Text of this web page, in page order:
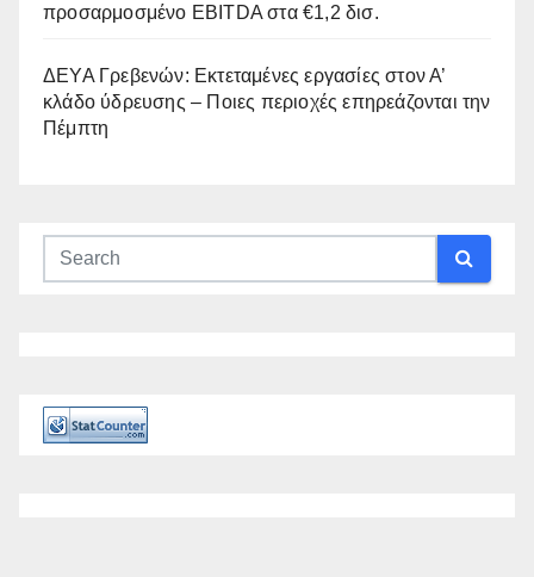
προσαρμοσμένο EBITDA στα €1,2 δισ.
ΔΕΥΑ Γρεβενών: Εκτεταμένες εργασίες στον Α’
κλάδο ύδρευσης – Ποιες περιοχές επηρεάζονται την
Πέμπτη